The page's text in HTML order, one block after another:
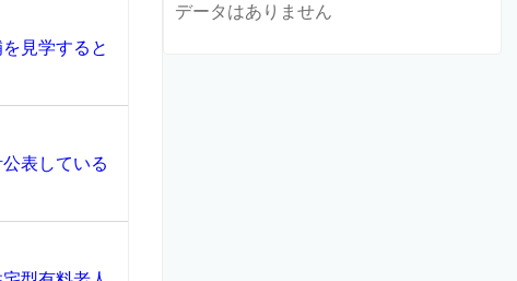
見学すると
表している
データはありません